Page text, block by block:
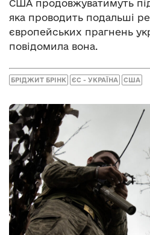
США продовжуватимуть
яка проводить подальші
європейських прагнень
повідомила вона.
БРІДЖИТ БРІНК ЄС - УКРАЇНА США